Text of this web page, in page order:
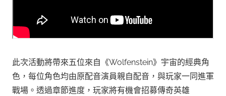
此次活動將帶來五位來自《Wolfenstein》宇宙的經典角
色，每位角色均由原配音演員親自配音，與玩家一同進軍
戰場。透過章節進度，玩家將有機會招募傳奇英雄